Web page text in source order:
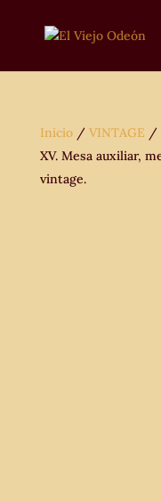
Inicio/ VINTAGE /
XV. Mesa auxiliar,
vintage.